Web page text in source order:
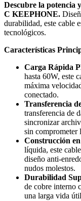
Descubre la potencia
C KEEPHONE.
durabilidad, este cable
tecnológicos.
Características
Carga Rápida
hasta 60W, este
máxima
conectado.
Transferencia
transferencia de
sincronizar
sin comprometer
Construcción
líquida, este
diseño anti-
nudos molestos.
Durabilidad
de cobre interno
una larga vida